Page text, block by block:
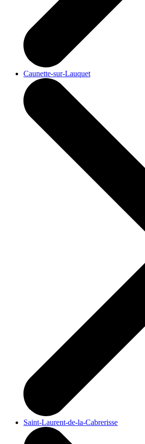
Caunette-sur-Lauquet
Saint-Laurent-de-la-Cabrerisse